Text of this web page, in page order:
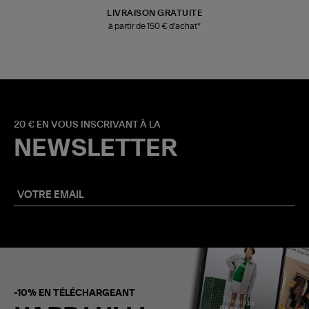
LIVRAISON GRATUITE
à partir de 150 € d'achat*
20 € EN VOUS INSCRIVANT À LA
NEWSLETTER
-10% EN TÉLÉCHARGEANT